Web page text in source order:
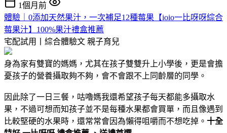
1個月前
體驗｜0添加天然果汁，一次補足12種莓果【ioio一比呀呀綜合
莓果汁】100%果汁禮盒推薦
宅配試用丨綜合體驗文 親子育兒
身為家有雙寶的媽媽，尤其在孩子雙雙升上小學後，更是會擔
憂孩子的營養攝取夠不夠，會不會跟不上同齡層的同學。
因此除了一日三餐，咕嚕媽我還希望孩子每天都能多攝取水
果，不過可想而知孩子並不是每種水果都會買單，而且像遇到
比較堅硬的水果時，還常常會因為懶得咀嚼而不想吃掉。 十全